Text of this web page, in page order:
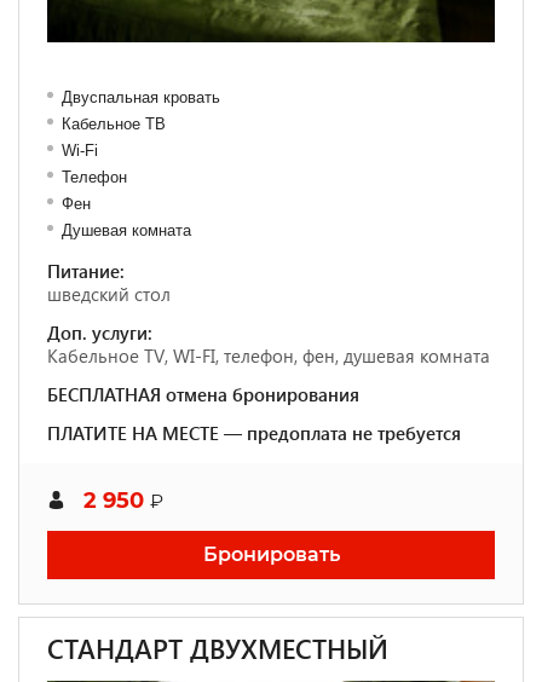
Двуспальная кровать
Кабельное ТВ
Wi-Fi
Телефон
Фен
Душевая комната
Питание:
шведский стол
Доп. услуги:
Кабельное TV, WI-FI, телефон, фен, душевая комната
БЕСПЛАТНАЯ отмена бронирования
ПЛАТИТЕ НА МЕСТЕ — предоплата не требуется
2 950 ₽
Бронировать
СТАНДАРТ ДВУХМЕСТНЫЙ